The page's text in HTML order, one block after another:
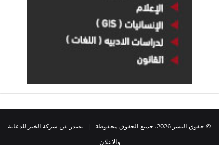
© حقوق النشر 2026، جميع الحقوق محفوظة | يصدر عن شركة الخبر للدعاية
والاعلان